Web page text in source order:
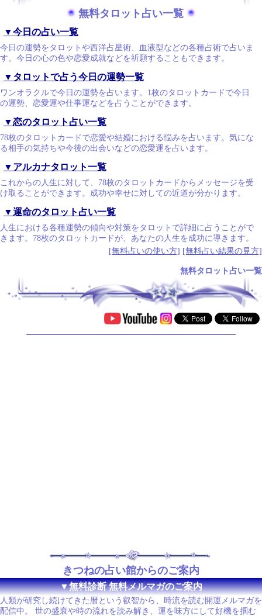
無料タロット占い一覧
▼今日の占い一覧
今日の運勢をタロットや西洋占星術、血液型などの各種占術で占いま
す。今日の心の色や恋愛成就などを祈願することもできます。
▼タロットで占う今日の運勢一覧
ワンオラクルで今日の運勢を占います。1枚のタロットカードで今日
の運勢、恋愛運や仕事運などを占うことができます。
▼恋のタロット占い一覧
78枚のタロットカードで恋愛や結婚における悩みを占います。気にな
る相手の気持ちや今後の出会いなどの恋愛運を占います。
▼アルカナタロット一覧
これからの人生に対して、78枚のタロットカードからメッセージを受
け取ることができます。成功や幸せに対しての近道が分かります。
▼運命のタロット占い一覧
人生における各種運勢の傾向や対策をタロットで詳細に占うことがで
きます。78枚のタロットカードが、あなたの人生を成功に導きます。
[無料占いの使い方] [無料占い結果の見方]
無料タロット占い一覧
きつねの占い館からのご案内
▼無料診断 無料メルマガのご案内
人類が研究し続けてきた暦という叡智から、時流を読む開運メルマガを
配信中。 世の盛衰や時の流れを読み解き、運を味方にして好機を掴む